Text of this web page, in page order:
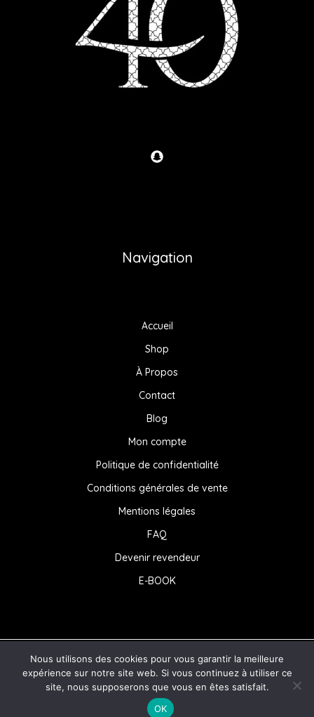
Navigation
Accueil
Shop
À Propos
Contact
Blog
Mon compte
Politique de confidentialité
Conditions générales de vente
Mentions légales
FAQ
Devenir revendeur
E-BOOK
© 2026 . Powered bylabarbaweb.com
Nous utilisons des cookies pour vous garantir la meilleure
expérience sur notre site web. Si vous continuez à utiliser ce
site, nous supposerons que vous en êtes satisfait.
OK
Des questions ?
11